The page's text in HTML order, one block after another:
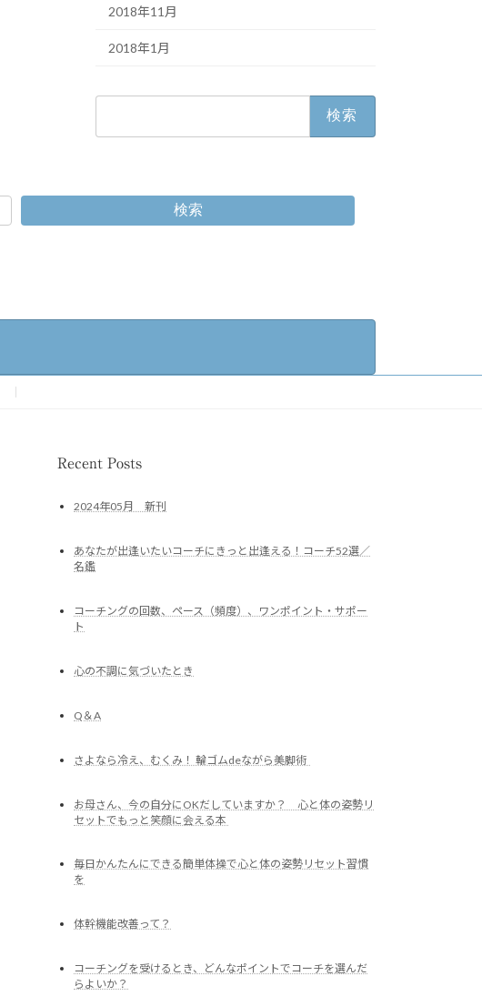
2018年11月
2018年1月
検索
Recent Posts
2024年05月 新刊
あなたが出逢いたいコーチにきっと出逢える！コーチ52選／
名鑑
コーチングの回数、ペース（頻度）、ワンポイント・サポー
ト
心の不調に気づいたとき
Q＆A
さよなら冷え、むくみ！ 輪ゴムdeながら美脚術
お母さん、今の自分にOKだしていますか？ 心と体の姿勢リ
セットでもっと笑顔に会える本
毎日かんたんにできる簡単体操で心と体の姿勢リセット習慣
を
体幹機能改善って？
コーチングを受けるとき、どんなポイントでコーチを選んだ
らよいか？